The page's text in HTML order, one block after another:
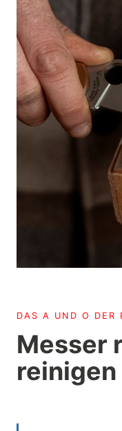
DAS A UND O DER
Messer
reinigen